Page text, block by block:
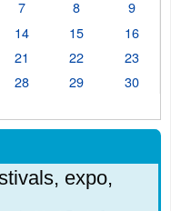
7 8
9
14 15
16
21 22
23
28 29
30
expo,